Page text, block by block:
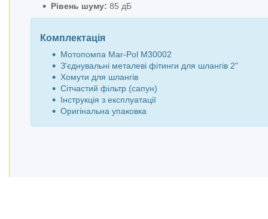
Рівень шуму: 85 дБ
Комплектація
Мотопомпа Mar-Pol M30002
З'єднувальні металеві фітинги для шлангів 2"
Хомути для шлангів
Сітчастий фільтр (сапун)
Інструкція з експлуатації
Оригінальна упаковка